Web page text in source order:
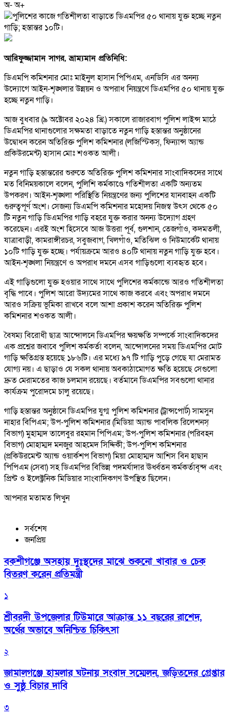
অ-অ+
আরিফুজ্জামান সাগর, ভ্রাম্যমান প্রতিনিধি:
ডিএমপি কমিশনার মোঃ মাইনুল হাসান পিপিএম, এনডিসি এর অনন্য
উদ্যোগে আইন-শৃঙ্খলার উন্নয়ন ও অপরাধ নিয়ন্ত্রণে ডিএমপির ৫০ থানায় যুক্ত
হচ্ছে নতুন গাড়ি।
আজ বুধবার (৯ অক্টোবর ২০২৪ খ্রি.) সকালে রাজারবাগ পুলিশ লাইন্স মাঠে
ডিএমপির থানাগুলোর সক্ষমতা বাড়াতে নতুন গাড়ি হস্তান্তর অনুষ্ঠানের
উদ্বোধন করেন অতিরিক্ত পুলিশ কমিশনার (লজিস্টিকস্, ফিন্যান্স অ্যান্ড
প্রকিউরমেন্ট) হাসান মোঃ শওকত আলী।
নতুন গাড়ি হস্তান্তরের শুরুতে অতিরিক্ত পুলিশ কমিশনার সাংবাদিকদের সাথে
মত বিনিময়কালে বলেন, পুলিশি কর্মকাণ্ডে গতিশীলতা একটি অন্যতম
উপকরণ। আইন-শৃঙ্খলা পরিস্থিতি নিয়ন্ত্রণের জন্য পুলিশের যানবাহন একটি
গুরুত্বপূর্ণ অংশ। সেজন্য ডিএমপি কমিশনার মহোদয় নিজস্ব উৎস থেকে ৫০
টি নতুন গাড়ি ডিএমপির গাড়ি বহরে যুক্ত করার অনন্য উদ্যোগ গ্রহণ
করেছেন। এরই অংশ হিসেবে আজ উত্তরা পূর্ব, গুলশান, তেজগাঁও, কদমতলী,
যাত্রাবাড়ী, কামরাঙ্গীরচর, সবুজবাগ, খিলগাঁও, মতিঝিল ও নিউমার্কেট থানায়
১০টি গাড়ি যুক্ত হচ্ছে। পর্যায়ক্রমে আরও ৪০টি থানায় নতুন গাড়ি যুক্ত হবে।
আইন-শৃঙ্খলা নিয়ন্ত্রণে ও অপরাধ দমনে এসব গাড়িগুলো ব্যবহৃত হবে।
এই গাড়িগুলো যুক্ত হওয়ার সাথে সাথে পুলিশের কর্মকান্ডে আরও গতিশীলতা
বৃদ্ধি পাবে। পুলিশ আরো উদ্যমের সাথে কাজ করবে এবং অপরাধ দমনে
আরও সক্রিয় ভূমিকা রাখবে বলে আশা প্রকাশ করেন অতিরিক্ত পুলিশ
কমিশনার শওকত আলী।
বৈষম্য বিরোধী ছাত্র আন্দোলনে ডিএমপির ক্ষয়ক্ষতি সম্পর্কে সাংবাদিকদের
এক প্রশ্নের জবাবে পুলিশ কর্মকর্তা বলেন, আন্দোলনের সময় ডিএমপির মোট
গাড়ি ক্ষতিগ্রস্ত হয়েছে ১৮৬টি। এর মধ্যে ৯৭ টি গাড়ি পুড়ে গেছে যা মেরামত
যোগ্য নয়। এ ছাড়াও যে সকল থানায় অবকাঠামোগত ক্ষতি হয়েছে সেগুলো
দ্রুত মেরামতের কাজ চলমান রয়েছে। বর্তমানে ডিএমপির সবগুলো থানার
কার্যক্রম পুরোদমে চালু রয়েছে।
গাড়ি হস্তান্তর অনুষ্ঠানে ডিএমপির যুগ্ম পুলিশ কমিশনার (ট্রান্সপোর্ট) সামসুন
নাহার বিপিএম; উপ-পুলিশ কমিশনার (মিডিয়া অ্যান্ড পাবলিক রিলেশনস্
বিভাগ) মুহাম্মদ তালেবুর রহমান পিপিএম; উপ-পুলিশ কমিশনার (পরিবহন
বিভাগ) মোহাম্মদ মনজুর আহমেদ সিদ্দিকী; উপ-পুলিশ কমিশনার
(প্রকিউরমেন্ট অ্যান্ড ওয়ার্কশপ বিভাগ) মিয়া মোহাম্মদ আশিস বিন হাছান
পিপিএম (সেবা) সহ ডিএমপির বিভিন্ন পদমর্যাদার ঊর্ধ্বতন কর্মকর্তাবৃন্দ এবং
প্রিন্ট ও ইলেক্ট্রনিক মিডিয়ার সাংবাদিকগণ উপস্থিত ছিলেন।
আপনার মতামত লিখুন
সর্বশেষ
জনপ্রিয়
বকশীগঞ্জে অসহায় দুঃস্থদের মাঝে শুকনো খাবার ও চেক
বিতরণ করেন প্রতিমন্ত্রী
১
শ্রীবরদী উপজেলার টিউমারে আক্রান্ত ১১ বছরের রাশেদ,
অর্থের অভাবে অনিশ্চিত চিকিৎসা
২
জামালগঞ্জে হামলার ঘটনায় সংবাদ সম্মেলন, জড়িতদের গ্রেপ্তার
ও সুষ্ঠু বিচার দাবি
৩